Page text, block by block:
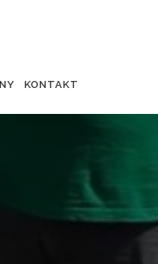
KONTAKT